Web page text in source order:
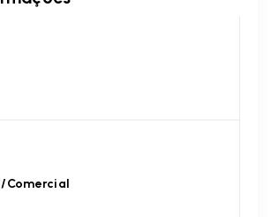
Comercial